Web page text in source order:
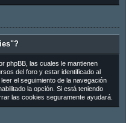
phpBB, las cuales le mantienen
del foro y estar identificado al
el seguimiento de la navegación
la opción. Si está teniendo
las cookies seguramente ayudará.